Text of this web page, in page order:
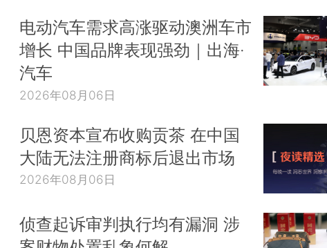
电动汽车需求高涨驱动澳洲车市
增长 中国品牌表现强劲｜出海·
汽车
2026年08月06日
贝恩资本宣布收购贡茶 在中国
大陆无法注册商标后退出市场
2026年08月06日
侦查起诉审判执行均有漏洞 涉